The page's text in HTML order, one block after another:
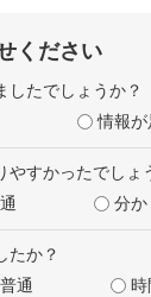
ください
したでしょうか？
情報
やすかったでしょ
分か
たか？
普通 時